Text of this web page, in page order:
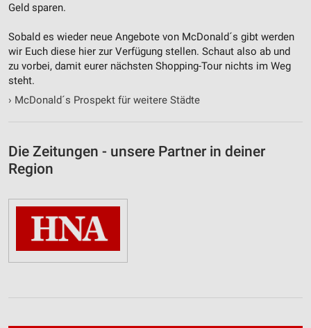
Geld sparen.
Sobald es wieder neue Angebote von McDonald´s gibt werden
wir Euch diese hier zur Verfügung stellen. Schaut also ab und
zu vorbei, damit eurer nächsten Shopping-Tour nichts im Weg
steht.
› McDonald´s Prospekt für weitere Städte
Die Zeitungen - unsere Partner in deiner
Region